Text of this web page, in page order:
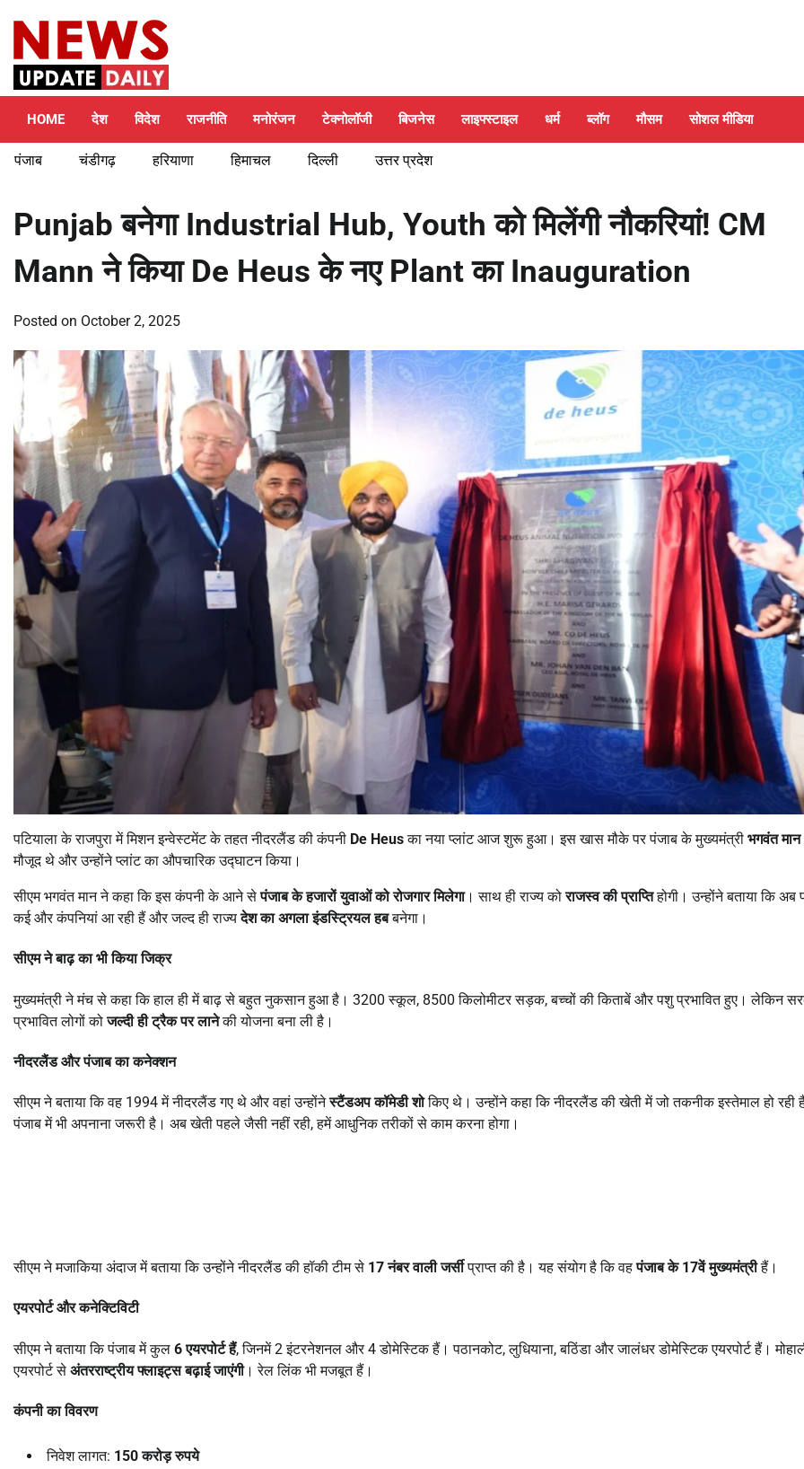
content
HOME देश विदेश राजनीति मनोरंजन टेक्नोलॉजी बिजनेस लाइफ्स्टाइल धर्म ब्लॉग मौसम सोशल मीडिया
पंजाब चंडीगढ़ हरियाणा हिमाचल दिल्ली उत्तर प्रदेश
Punjab बनेगा Industrial Hub, Youth को मिलेंगी नौकरियां! CM
Mann ने किया De Heus के नए Plant का Inauguration
Posted on October 2, 2025
पटियाला के राजपुरा में मिशन इन्वेस्टमेंट के तहत नीदरलैंड की कंपनी De Heusका नया प्लांट आज शुरू हुआ। इस खास मौके पर पंजाब के मुख्यमंत्री भगवंत मान
मौजूद थे और उन्होंने प्लांट का औपचारिक उद्घाटन किया।
सीएम भगवंत मान ने कहा कि इस कंपनी के आने सेपंजाब के हजारों युवाओं को रोजगार मिलेगा। साथ ही राज्य कोराजस्व की प्राप्तिहोगी। उन्होंने बताया कि अब
कई और कंपनियां आ रही हैं और जल्द ही राज्यदेश का अगला इंडस्ट्रियल हबबनेगा।
सीएम ने बाढ़ का भी किया जिक्र
मुख्यमंत्री ने मंच से कहा कि हाल ही में बाढ़ से बहुत नुकसान हुआ है। 3200 स्कूल, 8500 किलोमीटर सड़क, बच्चों की किताबें और पशु प्रभावित हुए। लेकिन
प्रभावित लोगों कोजल्दी ही ट्रैक पर लानेकी योजना बना ली है।
नीदरलैंड और पंजाब का कनेक्शन
सीएम ने बताया कि वह 1994 में नीदरलैंड गए थे और वहां उन्होंनेस्टैंडअप कॉमेडी शोकिए थे। उन्होंने कहा कि नीदरलैंड की खेती में जो तकनीक इस्तेमाल हो रही
पंजाब में भी अपनाना जरूरी है। अब खेती पहले जैसी नहीं रही, हमें आधुनिक तरीकों से काम करना होगा।
सीएम ने मजाकिया अंदाज में बताया कि उन्होंने नीदरलैंड की हॉकी टीम से 17नंबर वाली जर्सीप्राप्त की है। यह संयोग है कि वहपंजाब के 17वें मुख्यमंत्रीहैं।
एयरपोर्ट और कनेक्टिविटी
सीएम ने बताया कि पंजाब में कुल 6एयरपोर्ट हैं, जिनमें 2 इंटरनेशनल और 4 डोमेस्टिक हैं। पठानकोट, लुधियाना, बठिंडा और जालंधर डोमेस्टिक एयरपोर्ट हैं।
एयरपोर्ट से अंतरराष्ट्रीय फ्लाइट्स बढ़ाई जाएंगी। रेल लिंक भी मजबूत हैं।
कंपनी का विवरण
निवेश लागत: 150करोड़ रुपये